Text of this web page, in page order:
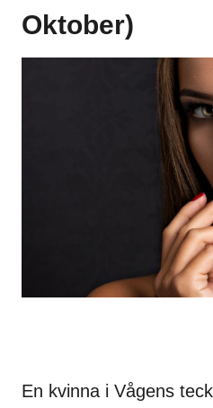
Oktober)
En kvinna i Vågens